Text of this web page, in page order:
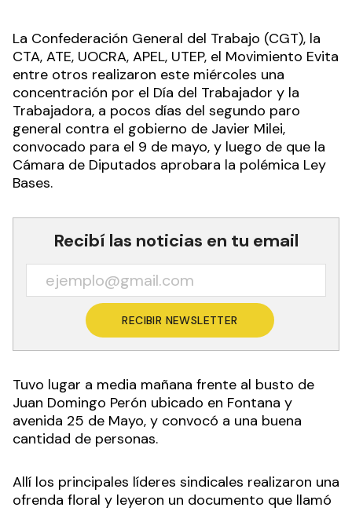
La Confederación General del Trabajo (CGT), la
CTA, ATE, UOCRA, APEL, UTEP, el Movimiento Evita
entre otros realizaron este miércoles una
concentración por el Día del Trabajador y la
Trabajadora, a pocos días del segundo paro
general contra el gobierno de Javier Milei,
convocado para el 9 de mayo, y luego de que la
Cámara de Diputados aprobara la polémica Ley
Bases.
Recibí las noticias en tu email
RECIBIR NEWSLETTER
Tuvo lugar a media mañana frente al busto de
Juan Domingo Perón ubicado en Fontana y
avenida 25 de Mayo, y convocó a una buena
cantidad de personas.
Allí los principales líderes sindicales realizaron una
ofrenda floral y leyeron un documento que llamó